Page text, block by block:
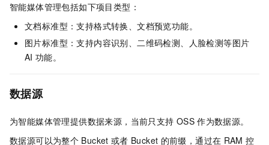
智能媒体管理包括如下项目类型：
文档标准型：支持格式转换、文档预览功能。
图片标准型：支持内容识别、二维码检测、人脸检测等图片
AI 功能。
数据源
为智能媒体管理提供数据来源，当前只支持 OSS 作为数据源。
数据源可以为整个 Bucket 或者 Bucket 的前缀，通过在 RAM 控